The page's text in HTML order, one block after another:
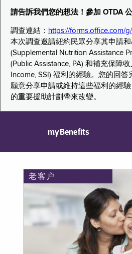
請告訴我們您的想法！參加 OTDA
調查連結： https://forms.office.com/
本次調查邀請紐約民眾分享其申請
(Supplemental Nutrition Assistance
(Public Assistance, PA) 和補充保障
Income, SSI) 福利的經驗。您的回
願意分享申請或維持這些福利的經
的重要援助計劃帶來改變。
myBenefits
老客户